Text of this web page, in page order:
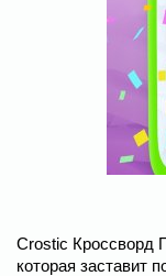
Crostic Кроссворд
которая заставит